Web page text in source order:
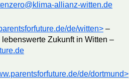
allianz-witten.de
de/witten> –
Zukunft in Witten –
de/dortmund>